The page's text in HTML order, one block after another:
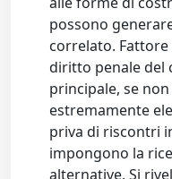
possono
correlato. Fattore
diritto penale del
principale, se
estremamente
priva di riscontri
impongono la
alternative. Si